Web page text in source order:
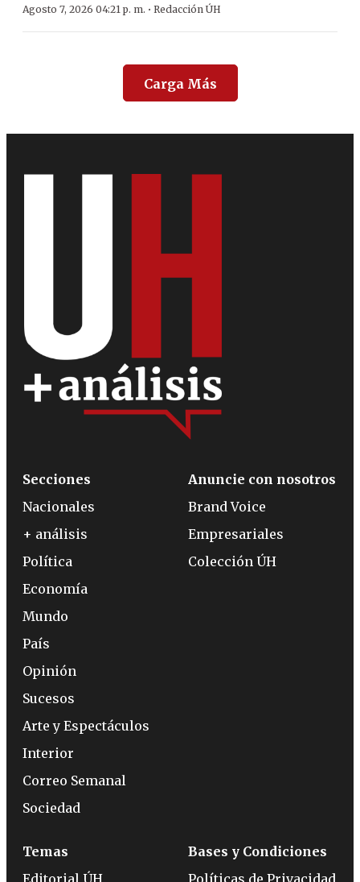
Agosto 7, 2026 04:21 p. m. · Redacción ÚH
Carga Más
Secciones
Nacionales
+ análisis
Política
Economía
Mundo
País
Opinión
Sucesos
Arte y Espectáculos
Interior
Correo Semanal
Sociedad
Anuncie con nosotros
Brand Voice
Empresariales
Colección ÚH
Temas
Editorial ÚH
Bases y Condiciones
Políticas de Privacidad